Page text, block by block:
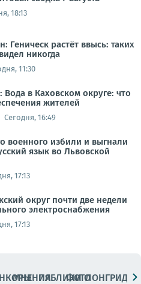
18:13
Геническ растёт ввысь: таких
никогда
11:30
в Каховском округе: что
жителей
Сегодня, 16:49
военного избили и выгнали
язык во Львовской
17:13
округ почти две недели
электроснабжения
17:13
МНЕНИЯПАБЛИКИ
ФОТОЛОНГРИДЫ